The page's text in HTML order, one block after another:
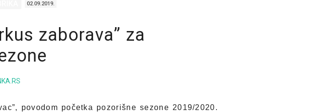
02.09.2019.
zaborava” za
povodom početka pozorišne sezone 2019/2020.